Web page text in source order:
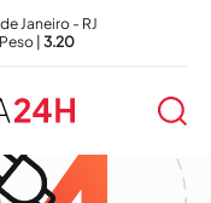
Janeiro - RJ
| 3.20